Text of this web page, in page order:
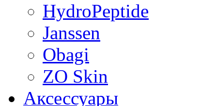
HydroPeptide
Janssen
Obagi
ZO Skin
Aксессуары